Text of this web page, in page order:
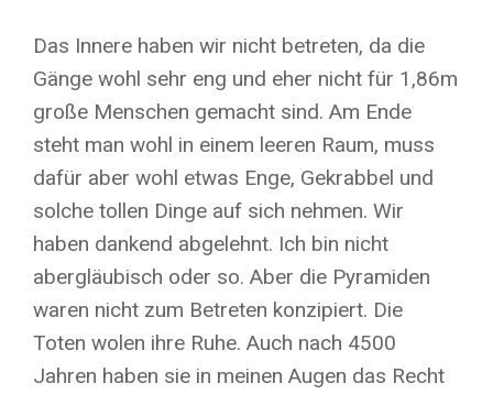
Das Innere haben wir nicht betreten, da die
Gänge wohl sehr eng und eher nicht für 1,86m
große Menschen gemacht sind. Am Ende
steht man wohl in einem leeren Raum, muss
dafür aber wohl etwas Enge, Gekrabbel und
solche tollen Dinge auf sich nehmen. Wir
haben dankend abgelehnt. Ich bin nicht
abergläubisch oder so. Aber die Pyramiden
waren nicht zum Betreten konzipiert. Die
Toten wolen ihre Ruhe. Auch nach 4500
Jahren haben sie in meinen Augen das Recht